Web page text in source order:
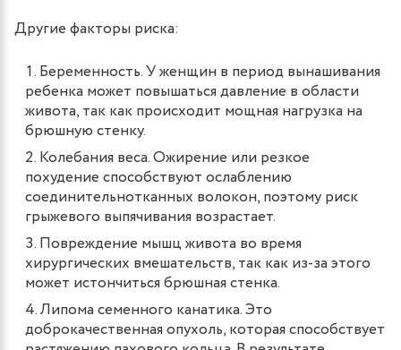
Другие факторы риска:
Беременность. У женщин в период вынашивания
ребенка может повышаться давление в области
живота, так как происходит мощная нагрузка на
брюшную стенку.
Колебания веса. Ожирение или резкое
похудение способствуют ослаблению
соединительнотканных волокон, поэтому риск
грыжевого выпячивания возрастает.
Повреждение мышц живота во время
хирургических вмешательств, так как из-за этого
может истончиться брюшная стенка.
Липома семенного канатика. Это
доброкачественная опухоль, которая способствует